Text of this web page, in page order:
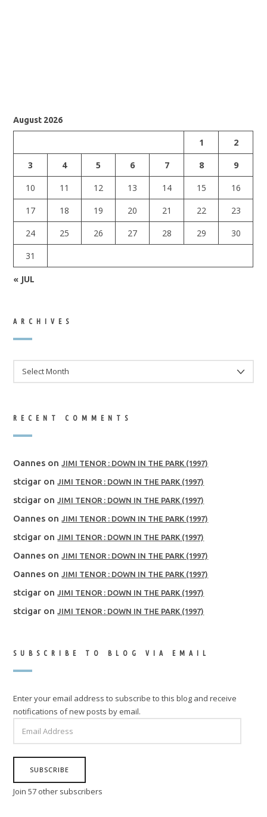
August 2026
1
2
3
4 5 6 7 8
9
10
11 12 13 14 15
16
17
18 19 20 21 22
23
24
25 26 27 28 29
30
31
« JUL
ARCHIVES
RECENT COMMENTS
Oannes onJIMI TENOR : DOWN IN THE PARK (1997)
stcigar onJIMI TENOR : DOWN IN THE PARK (1997)
stcigar onJIMI TENOR : DOWN IN THE PARK (1997)
Oannes onJIMI TENOR : DOWN IN THE PARK (1997)
stcigar onJIMI TENOR : DOWN IN THE PARK (1997)
Oannes onJIMI TENOR : DOWN IN THE PARK (1997)
Oannes onJIMI TENOR : DOWN IN THE PARK (1997)
stcigar onJIMI TENOR : DOWN IN THE PARK (1997)
stcigar onJIMI TENOR : DOWN IN THE PARK (1997)
SUBSCRIBE TO BLOG VIA EMAIL
Enter your email address to subscribe to this blog and receive
notifications of new posts by email.
ADDRESS
SUBSCRIBE
Join 57 other subscribers